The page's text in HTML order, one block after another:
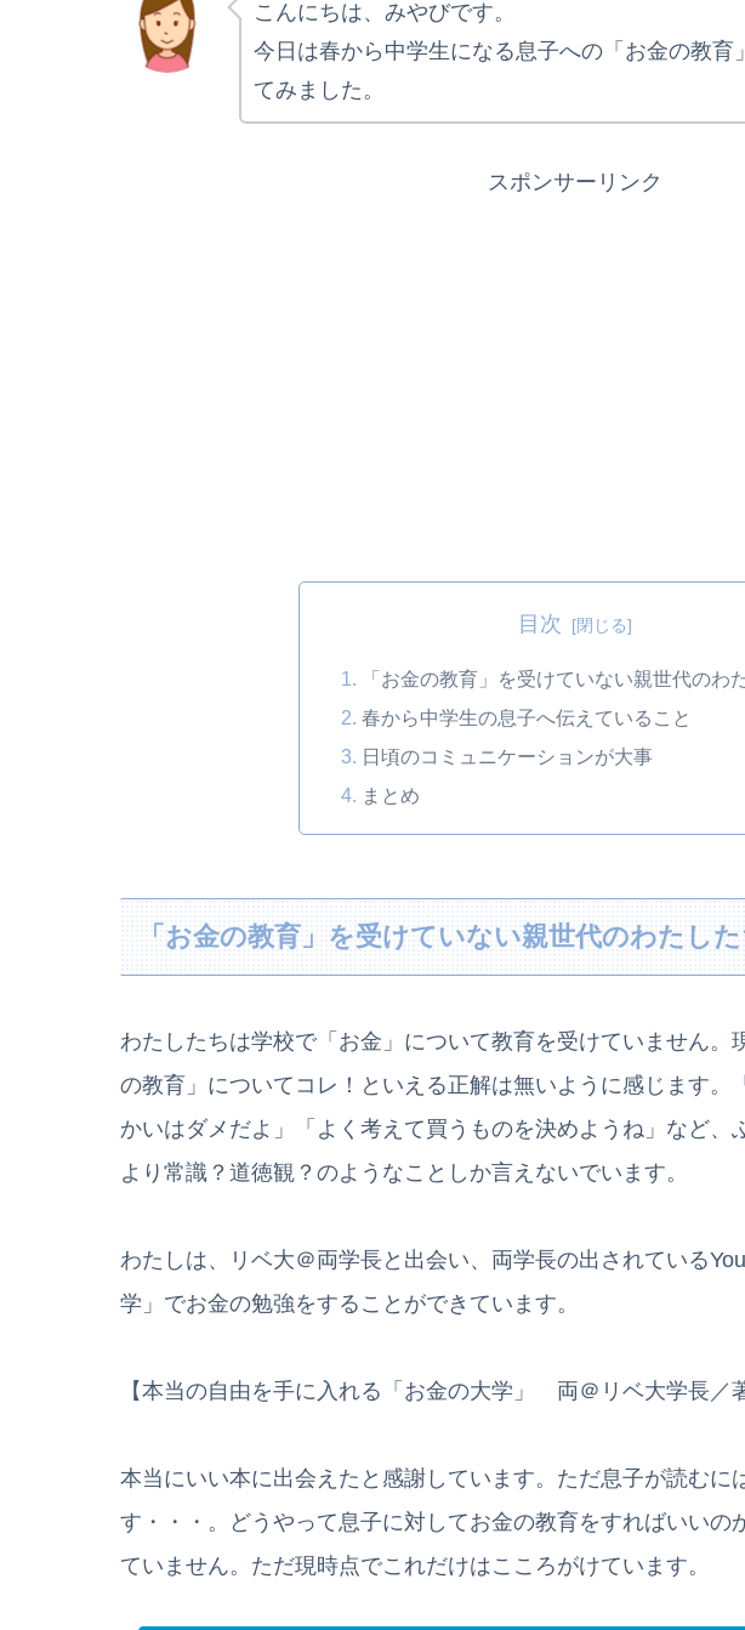
こんにちは、みやびです。
今日は春から中学生になる息子への「お金の教育
てみました。
スポンサーリンク
目次
「お金の教育」を受けていない親世代のわ
春から中学生の息子へ伝えていること
日頃のコミュニケーションが大事
まとめ
「お金の教育」を受けていない親世代のわたした
わたしたちは学校で「お金」について教育を受けていません。
の教育」についてコレ！といえる正解は無いように感じます。
かいはダメだよ」「よく考えて買うものを決めようね」など、
より常識？道徳観？のようなことしか言えないでいます。
わたしは、リベ大＠両学長と出会い、両学長の出されている
学」でお金の勉強をすることができています。
【本当の自由を手に入れる「お金の大学」 両＠リベ大学長／
本当にいい本に出会えたと感謝しています。ただ息子が読むに
す・・・。どうやって息子に対してお金の教育をすればいいの
ていません。ただ現時点でこれだけはこころがけています。